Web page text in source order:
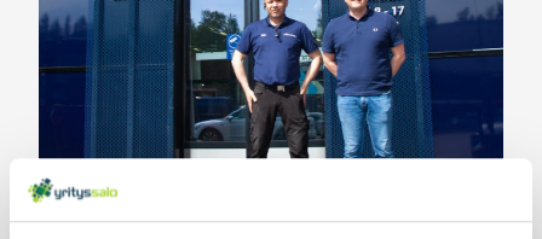
Turun Konekeskus tuo palvelunsa Salon
asiakkaiden ulottuville